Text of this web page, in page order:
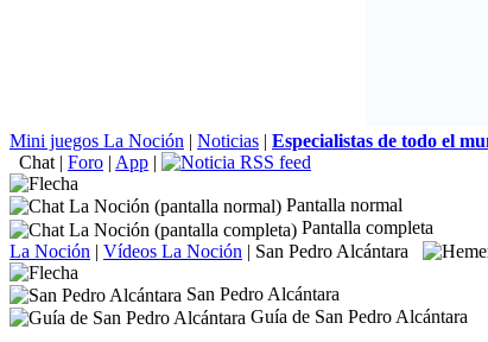
Mini juegos La Noción | Noticias | Especialistas de todo el
Chat | Foro | App |
Pantalla normal
Pantalla completa
La Noción | Vídeos La Noción | San Pedro Alcántara
San Pedro Alcántara
Guía de San Pedro Alcántara